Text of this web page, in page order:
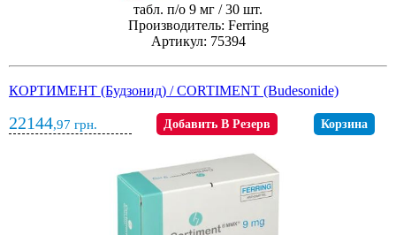
табл. п/о 9 мг / 30 шт.
Производитель: Ferring
Артикул: 75394
КОРТИМЕНТ (Будзонид) / CORTIMENT (Budesonide)
22144,97 грн. Добавить В Резерв Корзина